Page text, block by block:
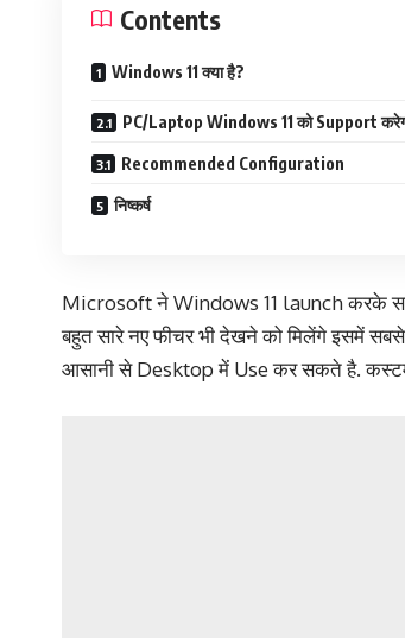
Contents
Windows 11 क्या है?
PC/Laptop Windows 11 को Support
Recommended Configuration
निष्कर्ष
Microsoft ने Windows 11 launch करके
बहुत सारे नए फीचर भी देखने को मिलेंगे इसमें
आसानी से Desktop में Use कर सकते है.